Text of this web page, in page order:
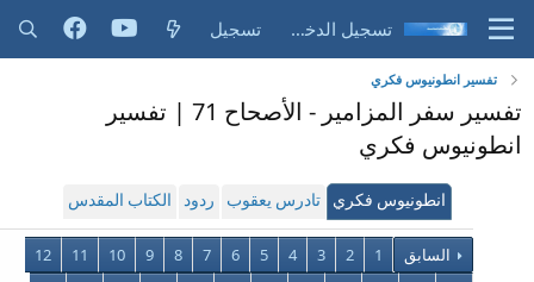
تسجيل الدخول تسجيل
تفسير انطونيوس فكري
تفسير سفر المزامير - الأصحاح 71 | تفسير
انطونيوس فكري
انطونيوس فكري تادرس يعقوب ردود الكتاب المقدس
السابق 1
2
3
4
5
6
7
8
9
10
11
12